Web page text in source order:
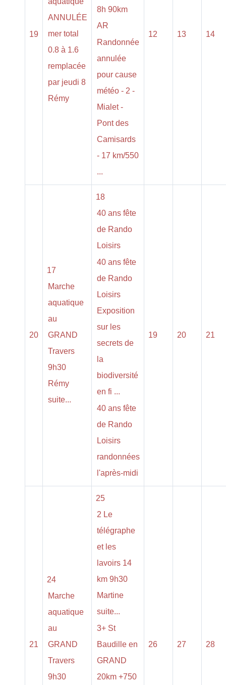
19
ANNULÉE
mer total
0.8 à 1.6
remplacée
par jeudi 8
Rémy
8h 90km
AR
Randonnée
annulée
pour cause
météo - 2 -
Mialet -
Pont des
Camisards
- 17 km/550
...
12 13 14
20
17
Marche
aquatique
au
GRAND
Travers
9h30
Rémy
suite...
18
40 ans fête
de Rando
Loisirs
40 ans fête
de Rando
Loisirs
Exposition
sur les
secrets de
la
biodiversité
en fi ...
40 ans fête
de Rando
Loisirs
randonnées
l'après-midi
19 20 21
21
24
Marche
aquatique
au
GRAND
Travers
9h30
25
2 Le
télégraphe
et les
lavoirs 14
km 9h30
Martine
suite...
3+ St
Baudille en
GRAND
20km +750
26 27 28